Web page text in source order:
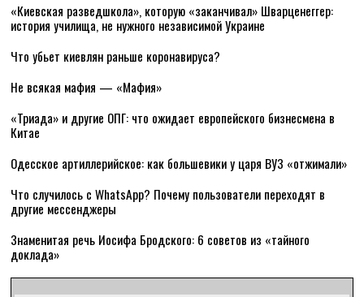
«Киевская разведшкола», которую «заканчивал» Шварценеггер:
история училища, не нужного независимой Украине
Что убьет киевлян раньше коронавируса?
Не всякая мафия — «Мафия»
«Триада» и другие ОПГ: что ожидает европейского бизнесмена в
Китае
Одесское артиллерийское: как большевики у царя ВУЗ «отжимали»
Что случилось с WhatsApp? Почему пользователи переходят в
другие мессенджеры
Знаменитая речь Иосифа Бродского: 6 советов из «тайного
доклада»